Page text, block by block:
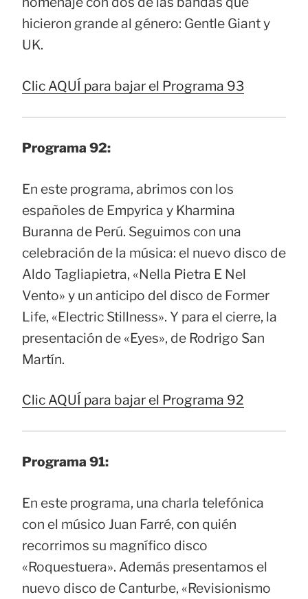
hicieron grande al género: Gentle Giant y
UK.
Clic AQUÍ para bajar el Programa 93
Programa 92:
En este programa, abrimos con los
españoles de Empyrica y Kharmina
Buranna de Perú. Seguimos con una
celebración de la música: el nuevo disco de
Aldo Tagliapietra, «Nella Pietra E Nel
Vento» y un anticipo del disco de Former
Life, «Electric Stillness». Y para el cierre, la
presentación de «Eyes», de Rodrigo San
Martín.
Clic AQUÍ para bajar el Programa 92
Programa 91:
En este programa, una charla telefónica
con el músico Juan Farré, con quién
recorrimos su magnífico disco
«Roquestuera». Además presentamos el
nuevo disco de Canturbe, «Revisionismo